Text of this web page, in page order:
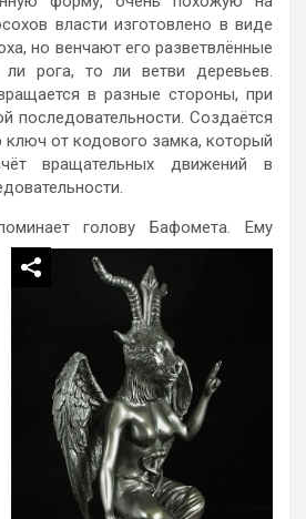
власти изготовлено в виде
но венчают его разветвлённые
рога, то ли ветви деревьев.
в разные стороны, при
последовательности. Создаётся
ключ от кодового замка, который
вращательных движений в
голову Бафомета. Ему